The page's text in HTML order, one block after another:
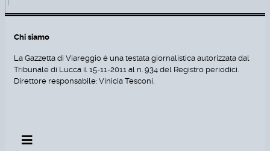
Chi siamo
La Gazzetta di Viareggio è una testata giornalistica autorizzata dal
Tribunale di Lucca il 15-11-2011 al n. 934 del Registro periodici.
Direttore responsabile: Vinicia Tesconi.